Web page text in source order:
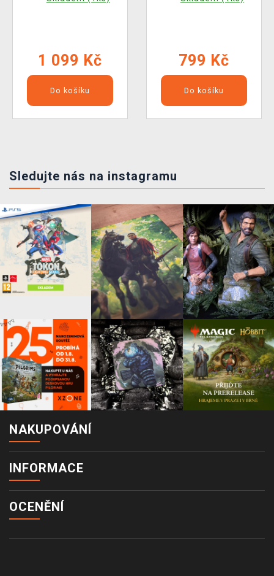
1 099 Kč
Do košíku
799 Kč
Do košíku
Sledujte nás na instagramu
NAKUPOVÁNÍ
INFORMACE
OCENĚNÍ